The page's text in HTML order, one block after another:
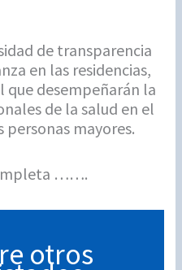
de transparencia
en las residencias,
que desempeñarán la
de la salud en el
mayores.
…….
otros